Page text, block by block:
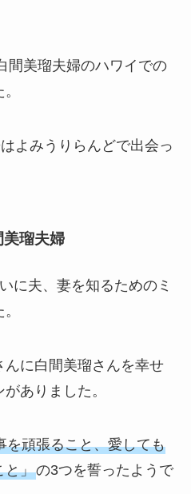
間美瑠夫婦のハワイでの
よみうりらんどで出会っ
瑠夫婦
に夫、妻を知るためのミ
に白間美瑠さんを幸せ
ありました。
を頑張ること、愛しても
と」の3つを誓ったようで